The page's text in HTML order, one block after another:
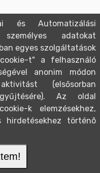
és Automatizálási
adatokat
egyes szolgáltatások
t" a felhasználó
anonim módon
(elsősorban
Az oldal
k elemzésekhez,
hirdetésekhez történõ